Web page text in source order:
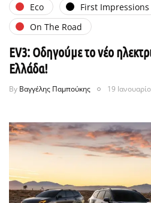
Eco First Impressions
On The Road
EV3: Οδηγούμε το νέο
Ελλάδα!
By Βαγγέλης Παμπούκης 19